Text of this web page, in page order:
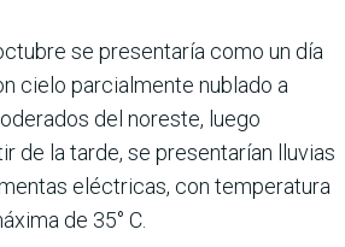
se presentaría como un día
cielo parcialmente nublado a
del noreste, luego
de la tarde, se presentarían lluvias
eléctricas, con temperatura
de 35° C.